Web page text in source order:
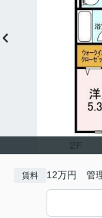
賃料 12万円 管